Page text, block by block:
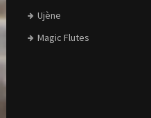
Ujène
Magic Flutes